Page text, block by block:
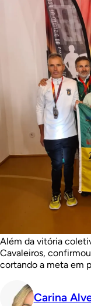
Além da vitória
Cavaleiros,
cortando a meta em
Carina